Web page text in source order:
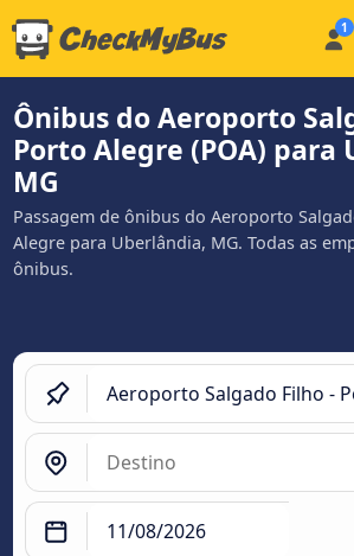
Ônibus do Aeroporto
Porto Alegre (POA) para
MG
Passagem de ônibus do Aeroporto
Alegre para Uberlândia, MG. Todas as
ônibus.